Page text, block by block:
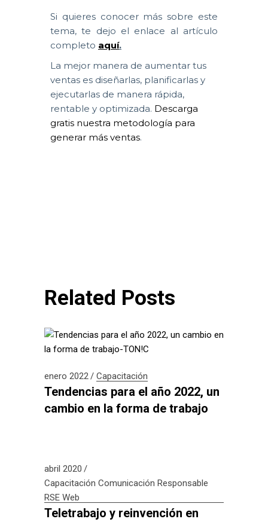
Si quieres conocer más sobre este
tema, te dejo el enlace al artículo
completo aquí.
La mejor manera de aumentar tus
ventas es diseñarlas, planificarlas y
ejecutarlas de manera rápida,
rentable y optimizada. Descarga
gratis nuestra metodología para
generar más ventas.
Related Posts
enero 2022 Capacitación
Tendencias para el año 2022, un
cambio en la forma de trabajo
abril 2020
Capacitación Comunicación Responsable
RSE Web
Teletrabajo y reinvención en